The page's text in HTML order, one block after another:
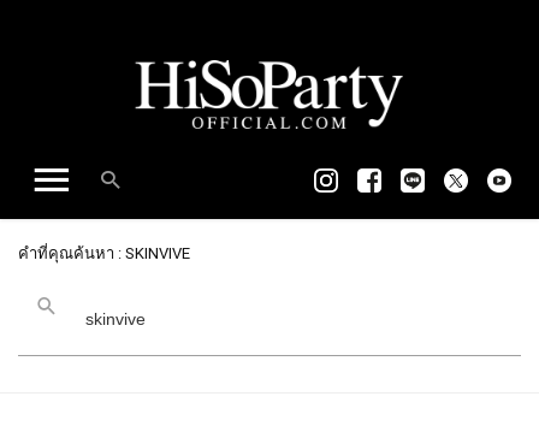
คำที่คุณค้นหา : SKINVIVE